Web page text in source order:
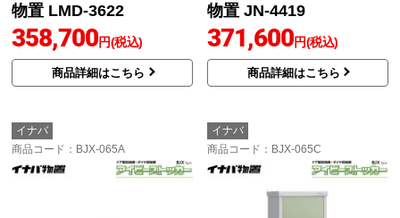
物置 LMD-3622
358,700円(税込)
商品詳細はこちら
物置 JN-4419
371,600円(税込)
商品詳細はこちら
イナバ
商品コード ：BJX-065A
イナバ
商品コード ：BJX-065C